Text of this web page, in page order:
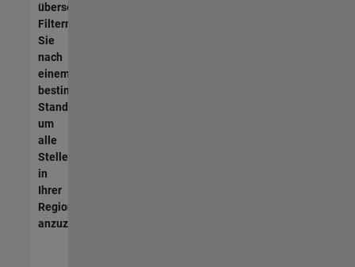
übersetzt.
Filtern
Sie
nach
einem
bestimmten
Standort,
um
alle
Stellenangebote
in
Ihrer
Region
anzuzeigen.